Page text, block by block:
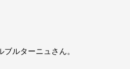
ルターニュさん。